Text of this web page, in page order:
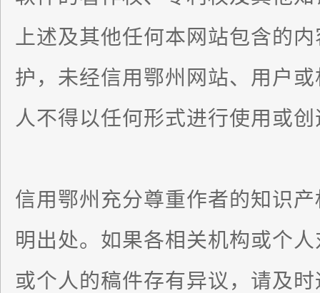
上述及其他任何本网站包含的
护，未经信用鄂州网站、用户
人不得以任何形式进行使用或
信用鄂州充分尊重作者的知识
明出处。如果各相关机构或个
或个人的稿件存有异议，请及